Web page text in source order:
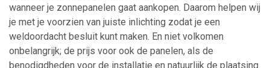
wanneer je zonnepanelen gaat aankopen. Daarom helpen wij
je met je voorzien van juiste inlichting zodat je een
weldoordacht besluit kunt maken. En niet volkomen
onbelangrijk; de prijs voor ook de panelen, als de
benodigdheden voor de installatie en natuurlijk de plaatsing